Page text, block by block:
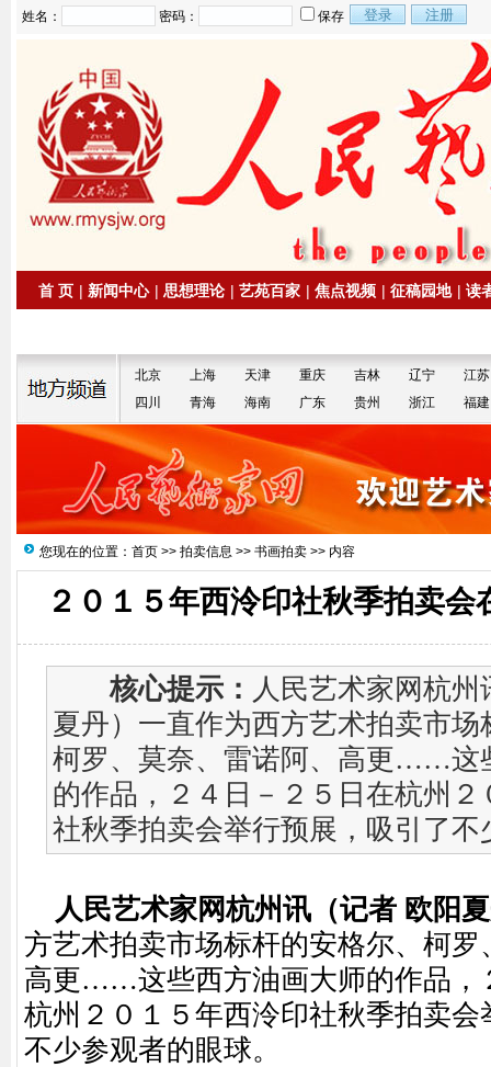
姓名： 密码： 保存
首 页 | 新闻中心 | 思想理论 | 艺苑百家 | 焦点视频 | 征稿园地 | 读
北京 上海 天津 重庆 吉林 辽宁
江苏
四川
青海 海南 广东 贵州 浙江 福建
您现在的位置： 首页 >> 拍卖信息 >> 书画拍卖 >> 内容
２０１５年西泠印社秋季拍卖会
核心提示： 人民艺术家网杭
夏丹）一直作为西方艺术拍卖市场
柯罗、莫奈、雷诺阿、高更……这
的作品，２４日－２５日在杭州２
社秋季拍卖会举行预展，吸引了不
人民艺术家网杭州讯（记者 欧阳
方艺术拍卖市场标杆的安格尔、柯罗
高更……这些西方油画大师的作品，
杭州２０１５年西泠印社秋季拍卖会
不少参观者的眼球。